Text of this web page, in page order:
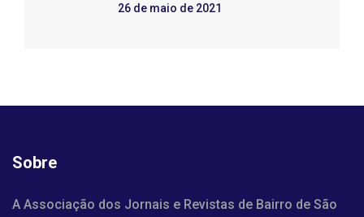
26 de maio de 2021
Sobre
A Associação dos Jornais e Revistas de Bairro de São